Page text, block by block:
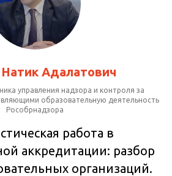
Адалатович
управления надзора и контроля за
образовательную деятельность
Рособрнадзора
работа в
аккредитации: разбор
организаций.